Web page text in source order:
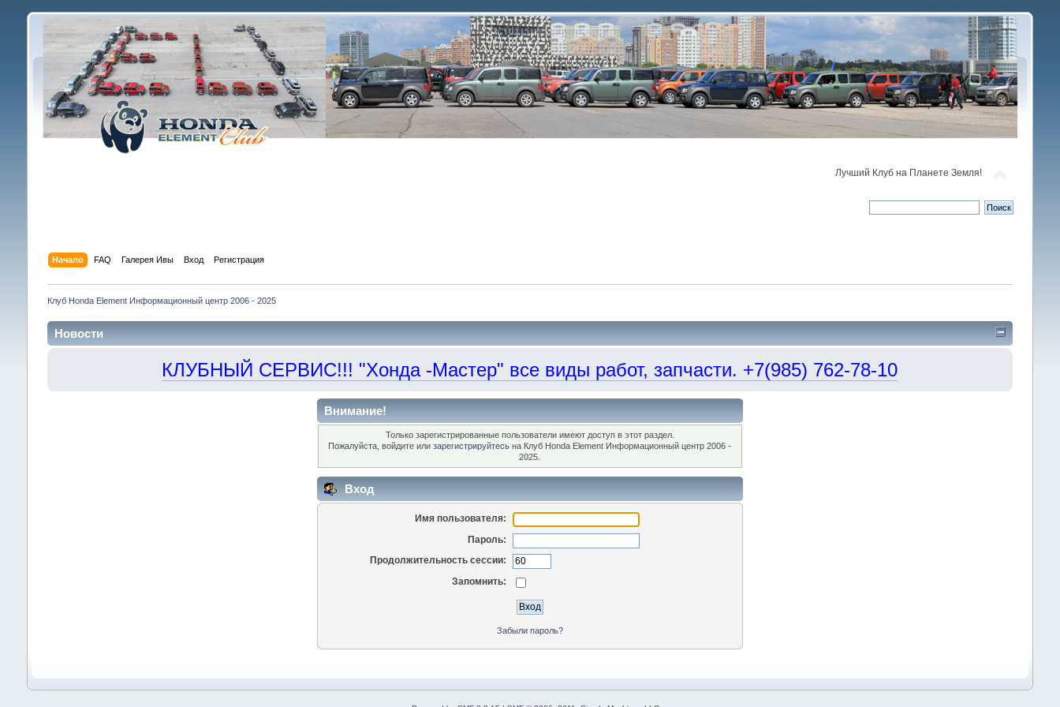
Лучший Клуб на Планете Земля!
Начало FAQ Галерея Ивы Вход Регистрация
Клуб Honda Element Информационный центр 2006 - 2025
Новости
КЛУБНЫЙ СЕРВИС!!! "Хонда -Мастер" все виды работ, запчасти. +7(985) 762-78-10
Внимание!
Только зарегистрированные пользователи имеют доступ в этот раздел.
Пожалуйста, войдите илизарегистрируйтесь на Клуб Honda Element Информационный центр 2006 -
2025.
Вход
Имя пользователя:
Пароль:
Продолжительность сессии:
Запомнить:
Забыли пароль?